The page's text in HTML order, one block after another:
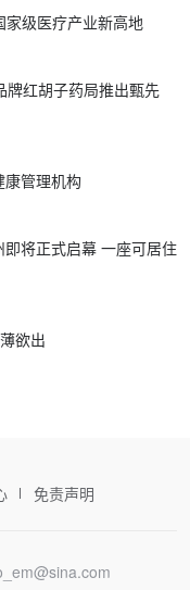
级医疗产业新高地
牌红胡子药局推出甄先
康管理机构
即将正式启幕 一座可居住
欲出
免责声明